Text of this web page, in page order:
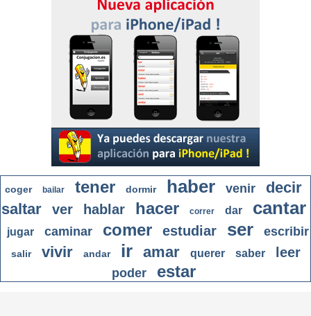
coger bailar tener dormir haber venir
decir
saltar
ver hablar hacer correr dar cantar
jugar caminar comer estudiar ser escribir
salir vivir andar ir amar querer saber leer
poder estar